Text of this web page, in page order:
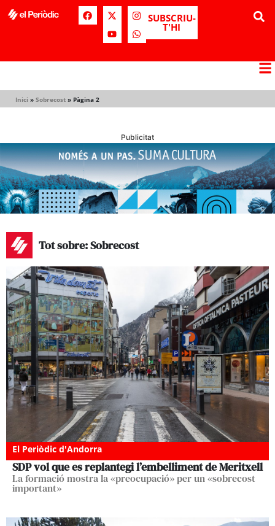
SUBSCRIU-
T'HI
Inici » Sobrecost » Pàgina 2
Publicitat
Tot sobre: Sobrecost
El Periòdic d'Andorra
SDP vol que es replantegi l’embelliment de Meritxell
La formació mostra la «preocupació» per un «sobrecost
important»